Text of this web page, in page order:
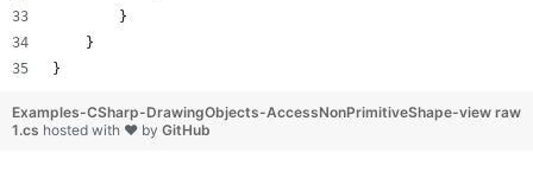
        }
    }
}
view raw
Examples-CSharp-DrawingObjects-AccessNonPrimitiveShape-
1.cs hosted with ❤ by GitHub